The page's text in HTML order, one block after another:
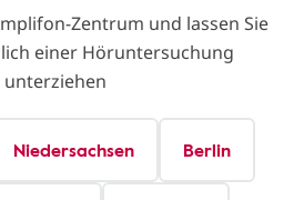
Zentrum und lassen Sie
einer Höruntersuchung
unterziehen
Niedersachsen Berlin